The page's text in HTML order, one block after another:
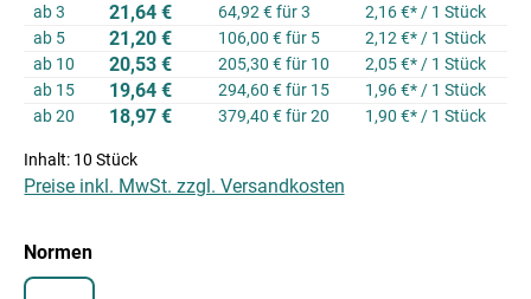
ab3 21,64 € 64,92 € für 3
2,16 €* / 1 Stück
ab 5 21,20 € 106,00 € für 5
2,12 €* / 1 Stück
ab 10 20,53 € 205,30 € für 10
2,05 €* / 1 Stück
ab 15 19,64 € 294,60 € für 15
1,96 €* / 1 Stück
ab20 18,97 € 379,40 € für 20 1,90 €* / 1 Stück
Inhalt: 10 Stück
Preise inkl. MwSt. zzgl. Versandkosten
Normenauswählen